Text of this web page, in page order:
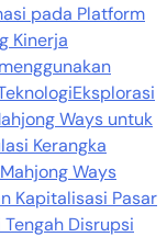
pada Platform
Kinerja
Eksplorasi
Ways untuk
Kerangka
Ways
Kapitalisasi Pasar
Disrupsi